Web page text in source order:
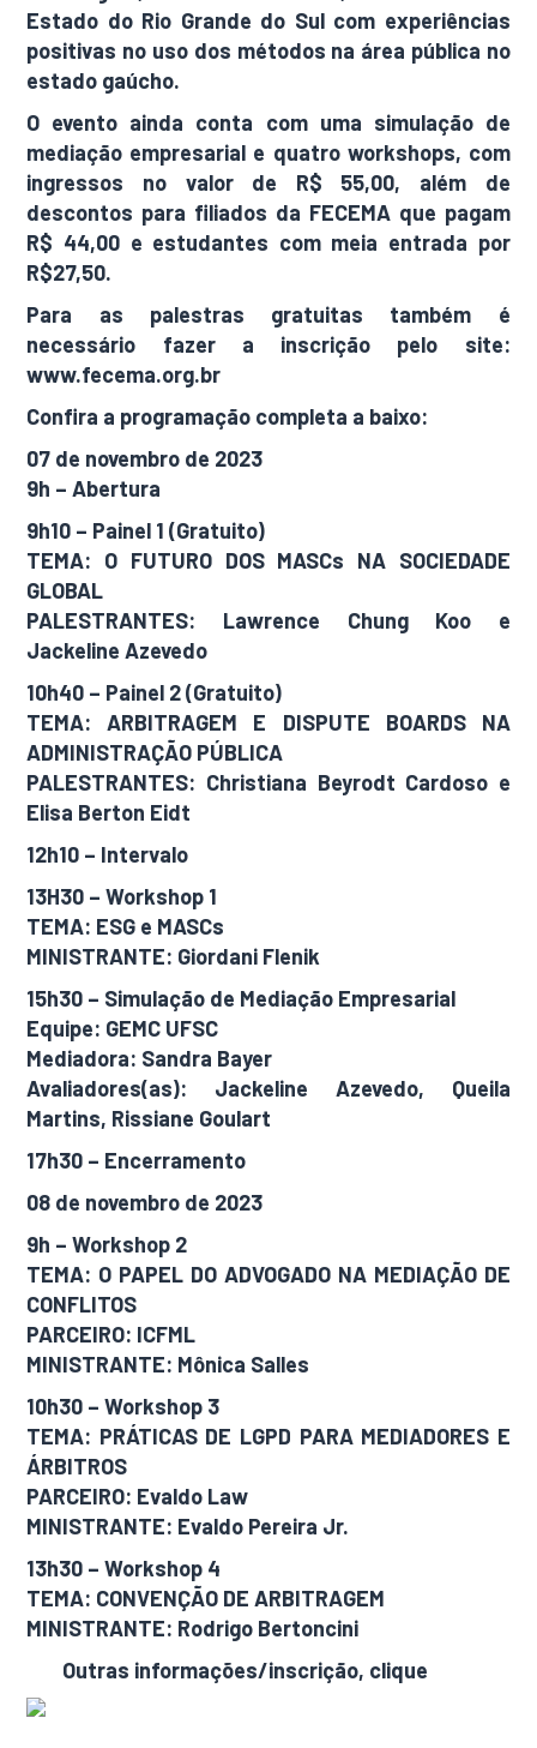
Estado do Rio Grande do Sul com experiências
positivas no uso dos métodos na área pública no
estado gaúcho.
O evento ainda conta com uma simulação de
mediação empresarial e quatro workshops, com
ingressos no valor de R$ 55,00, além de
descontos para filiados da FECEMA que pagam
R$ 44,00 e estudantes com meia entrada por
R$27,50.
Para as palestras gratuitas também é
necessário fazer a inscrição pelo site:
www.fecema.org.br
Confira a programação completa a baixo:
07 de novembro de 2023
9h – Abertura
9h10 – Painel 1 (Gratuito)
TEMA: O FUTURO DOS MASCs NA SOCIEDADE
GLOBAL
PALESTRANTES: Lawrence Chung Koo e
Jackeline Azevedo
10h40 – Painel 2 (Gratuito)
TEMA: ARBITRAGEM E DISPUTE BOARDS NA
ADMINISTRAÇÃO PÚBLICA
PALESTRANTES: Christiana Beyrodt Cardoso e
Elisa Berton Eidt
12h10 – Intervalo
13H30 – Workshop 1
TEMA: ESG e MASCs
MINISTRANTE: Giordani Flenik
15h30 – Simulação de Mediação Empresarial
Equipe: GEMC UFSC
Mediadora: Sandra Bayer
Avaliadores(as): Jackeline Azevedo, Queila
Martins, Rissiane Goulart
17h30 – Encerramento
08 de novembro de 2023
9h – Workshop 2
TEMA: O PAPEL DO ADVOGADO NA MEDIAÇÃO DE
CONFLITOS
PARCEIRO: ICFML
MINISTRANTE: Mônica Salles
10h30 – Workshop 3
TEMA: PRÁTICAS DE LGPD PARA MEDIADORES E
ÁRBITROS
PARCEIRO: Evaldo Law
MINISTRANTE: Evaldo Pereira Jr.
13h30 – Workshop 4
TEMA: CONVENÇÃO DE ARBITRAGEM
MINISTRANTE: Rodrigo Bertoncini
Outras informações/inscrição, clique